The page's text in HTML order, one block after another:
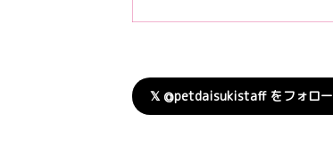
𝕏 @petdaisukistaff をフォロー